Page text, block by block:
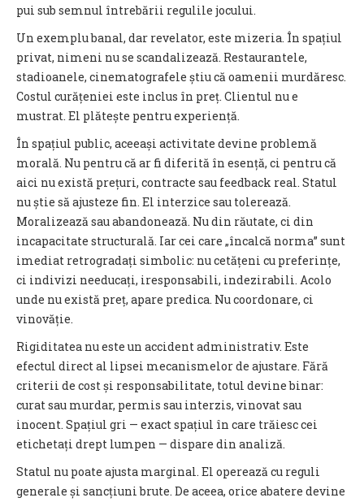
pui sub semnul întrebării regulile jocului.
Un exemplu banal, dar revelator, este mizeria. În spațiul
privat, nimeni nu se scandalizează. Restaurantele,
stadioanele, cinematografele știu că oamenii murdăresc.
Costul curățeniei este inclus în preț. Clientul nu e
mustrat. El plătește pentru experiență.
În spațiul public, aceeași activitate devine problemă
morală. Nu pentru că ar fi diferită în esență, ci pentru că
aici nu există prețuri, contracte sau feedback real. Statul
nu știe să ajusteze fin. El interzice sau tolerează.
Moralizează sau abandonează. Nu din răutate, ci din
incapacitate structurală. Iar cei care „încalcă norma” sunt
imediat retrogradați simbolic: nu cetățeni cu preferințe,
ci indivizi needucați, iresponsabili, indezirabili. Acolo
unde nu există preț, apare predica. Nu coordonare, ci
vinovăție.
Rigiditatea nu este un accident administrativ. Este
efectul direct al lipsei mecanismelor de ajustare. Fără
criterii de cost și responsabilitate, totul devine binar:
curat sau murdar, permis sau interzis, vinovat sau
inocent. Spațiul gri — exact spațiul în care trăiesc cei
etichetați drept lumpen — dispare din analiză.
Statul nu poate ajusta marginal. El operează cu reguli
generale și sancțiuni brute. De aceea, orice abatere devine